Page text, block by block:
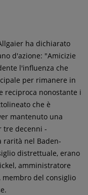
ha dichiarato
d'azione: "Amicizie
l'influenza che
per rimanere in
reciproca nonostante i
che è
mantenuto una
tre decenni -
rarità nel Baden-
distrettuale, erano
amministratore
membro del consiglio